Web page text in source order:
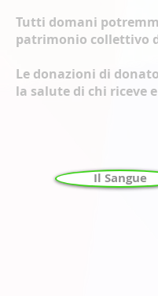
Tutti domani
patrimonio collettivo
Le donazioni di
la salute di chi riceve
Il Sangue